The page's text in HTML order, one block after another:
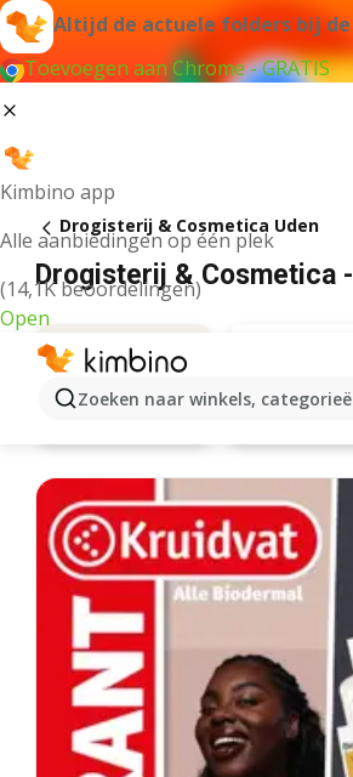
Altijd de actuele folders bij de
Toevoegen aan Chrome - GRATIS
Kimbino app
Alle aanbiedingen op één plek
(14,1K beoordelingen)
Open
Zoeken naar winkels,
Drogisterij & Cosmetica Uden
Drogisterij & Cosmetica
Kruidvat